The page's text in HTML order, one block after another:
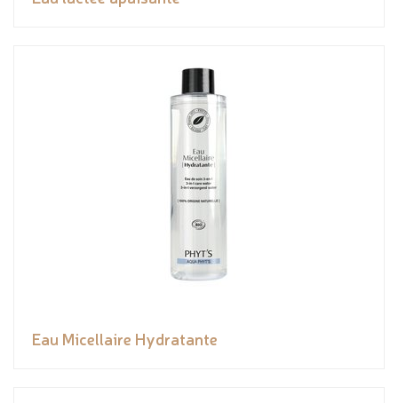
Eau Micellaire Hydratante